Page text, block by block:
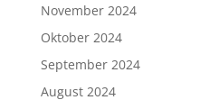
November 2024
Oktober 2024
September 2024
August 2024